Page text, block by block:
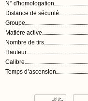
N° d'homologation
Distance de sécurité
Groupe
Matière active
Nombre de tirs
Hauteur
Calibre
Temps d’ascension